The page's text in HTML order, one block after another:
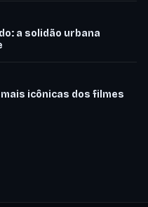
a solidão urbana
icônicas dos filmes